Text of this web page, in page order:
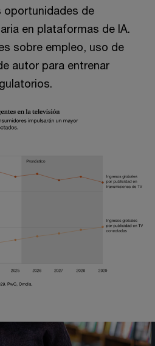
oportunidades de
en plataformas de IA.
sobre empleo, uso de
autor para entrenar